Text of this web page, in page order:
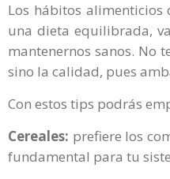
Los hábitos
una dieta equilibrada,
mantenernos sanos. No
sino la calidad, pues
Con estos tips podrás
Cereales: prefiere los
fundamental para tu